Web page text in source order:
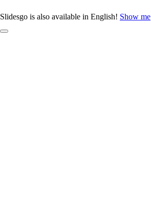
Slidesgo is also available in English! Show me